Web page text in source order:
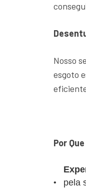
Nosso
esgoto
Por
pela